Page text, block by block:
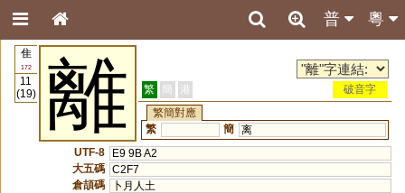
粵
普
隹
172
11
(19)
離 繁 簡 港
破音字
繁簡對應
繁
簡 离
UTF-8
E9 9B A2
大五碼 C2F7
倉頡碼
卜月人土